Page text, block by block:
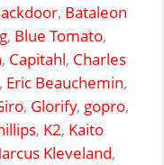
, Bataleon
, Blue Tomato,
, Capitahl, Charles
, Eric Beauchemin,
, Glorify, gopro,
, K2, Kaito
Kleveland,